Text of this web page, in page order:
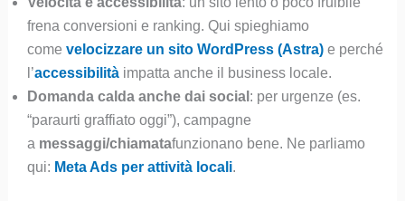
frena conversioni e ranking. Qui spieghiamo
come velocizzare un sito WordPress (Astra)e perché
l’accessibilitàimpatta anche il business locale.
Domanda calda anche dai social : per urgenze (es.
“paraurti graffiato oggi”), campagne
a messaggi/chiamatafunzionano bene. Ne parliamo
qui: Meta Ads per attività locali.